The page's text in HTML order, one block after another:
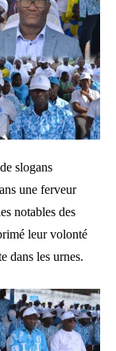
slogans
une ferveur
notables des
leur volonté
dans les urnes.